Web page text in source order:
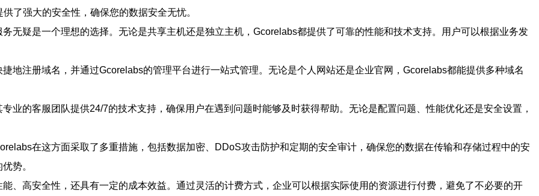
了强大的安全性，确保您的数据安全无忧。
无疑是一个理想的选择。无论是共享主机还是独立主机，Gcorelabs都提供了可靠的性能和技术支持。用户可以根据业务发
地注册域名，并通过Gcorelabs的管理平台进行一站式管理。无论是个人网站还是企业官网，Gcorelabs都能提供多种域名
业的客服团队提供24/7的技术支持，确保用户在遇到问题时能够及时获得帮助。无论是配置问题、性能优化还是安全设置，
在这方面采取了多重措施，包括数据加密、DDoS攻击防护和定期的安全审计，确保您的数据在传输和存储过程中的安
势。
、高安全性，还具有一定的成本效益。通过灵活的计费方式，企业可以根据实际使用的资源进行付费，避免了不必要的开